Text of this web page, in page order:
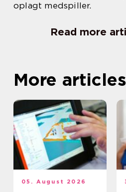
oplagt medspiller.
Read more
More articles
05. August 2026